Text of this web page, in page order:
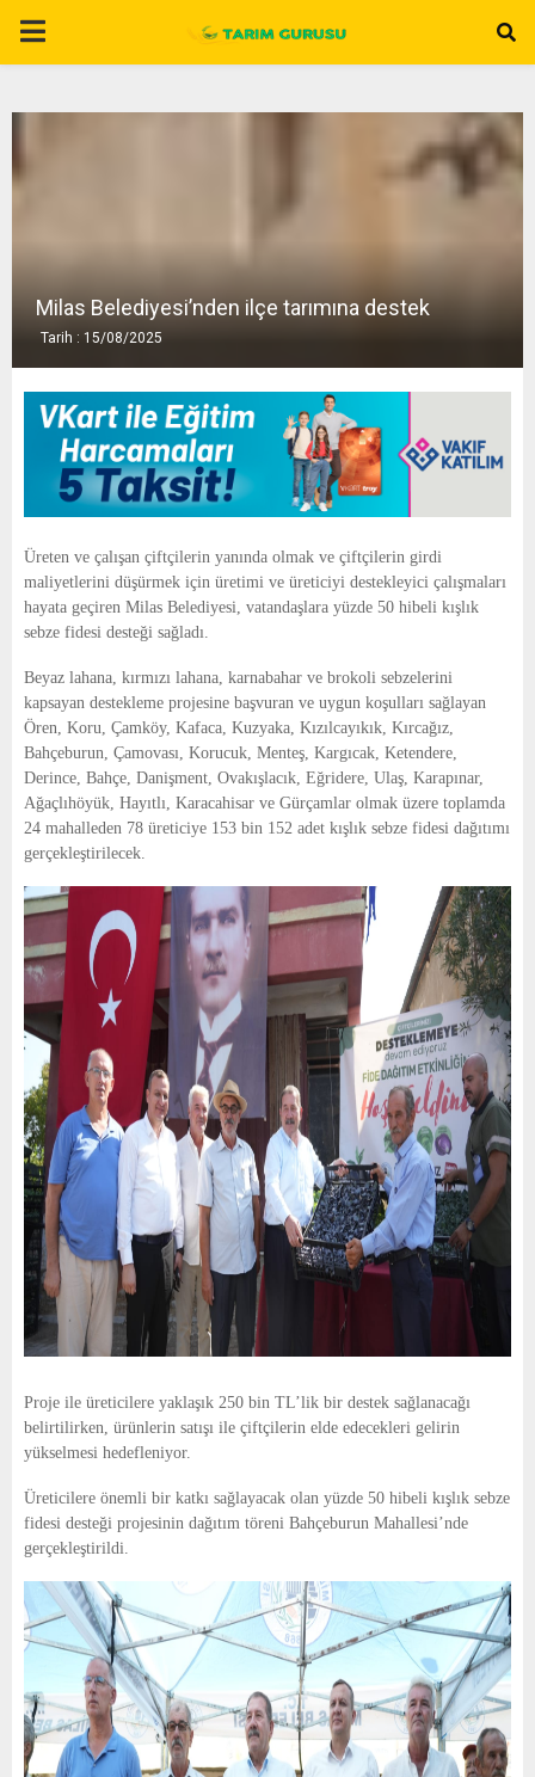
P
A
E
N
U
Milas Belediyesi’nden ilçe tarımına destek
Tarih : 15/08/2025
Üreten ve çalışan çiftçilerin yanında olmak ve çiftçilerin girdi
maliyetlerini düşürmek için üretimi ve üreticiyi destekleyici çalışmaları
hayata geçiren Milas Belediyesi, vatandaşlara yüzde 50 hibeli kışlık
sebze fidesi desteği sağladı.
Beyaz lahana, kırmızı lahana, karnabahar ve brokoli sebzelerini
kapsayan destekleme projesine başvuran ve uygun koşulları sağlayan
Ören, Koru, Çamköy, Kafaca, Kuzyaka, Kızılcayıkık, Kırcağız,
Bahçeburun, Çamovası, Korucuk, Menteş, Kargıcak, Ketendere,
Derince, Bahçe, Danişment, Ovakışlacık, Eğridere, Ulaş, Karapınar,
Ağaçlıhöyük, Hayıtlı, Karacahisar ve Gürçamlar olmak üzere toplamda
24 mahalleden 78 üreticiye 153 bin 152 adet kışlık sebze fidesi dağıtımı
gerçekleştirilecek.
Proje ile üreticilere yaklaşık 250 bin TL’lik bir destek sağlanacağı
belirtilirken, ürünlerin satışı ile çiftçilerin elde edecekleri gelirin
yükselmesi hedefleniyor.
Üreticilere önemli bir katkı sağlayacak olan yüzde 50 hibeli kışlık sebze
fidesi desteği projesinin dağıtım töreni Bahçeburun Mahallesi’nde
gerçekleştirildi.